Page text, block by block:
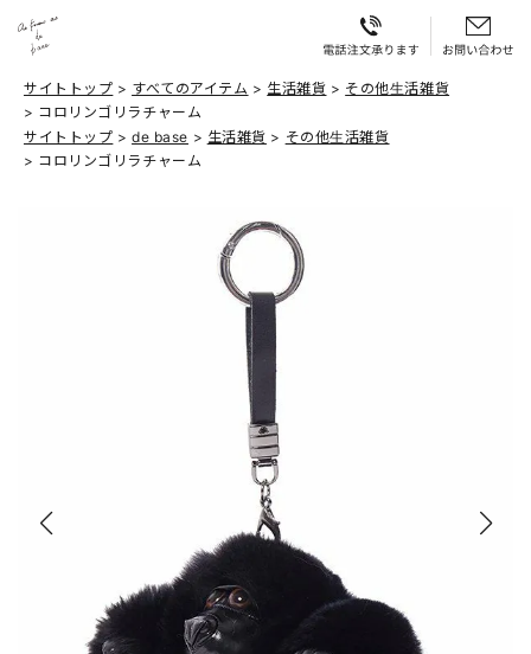
サイトトップ すべてのアイテム 生活雑貨
その他生活雑貨
コロリンゴリラチャーム
サイトトップ
de base 生活雑貨
その他生活雑貨
コロリンゴリラチャーム